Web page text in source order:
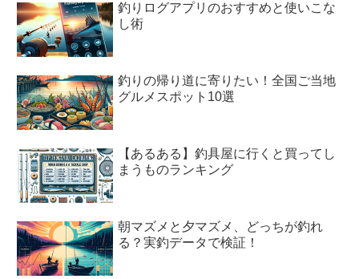
釣りログアプリのおすすめと使いこな
し術
釣りの帰り道に寄りたい！全国ご当地
グルメスポット10選
【あるある】釣具屋に行くと買ってし
まうものランキング
朝マズメと夕マズメ、どっちが釣れ
る？実釣データで検証！